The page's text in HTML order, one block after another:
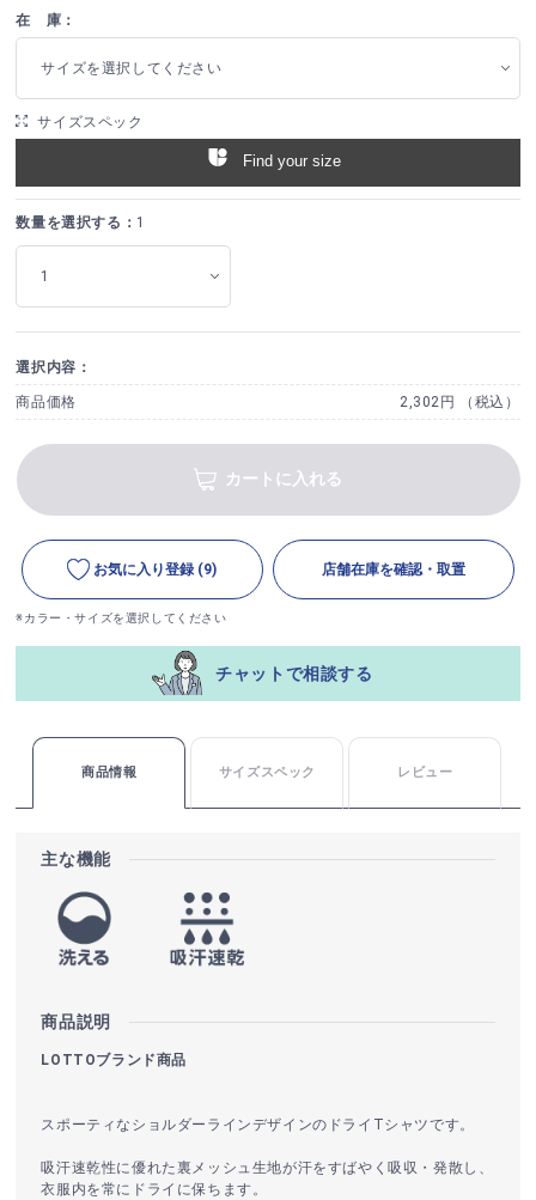
在 庫：
サイズを選択してください
サイズスペック
Find your size
数量を選択する： 1
選択内容：
商品価格 2,302円 （税込）
カートに入れる
お気に入り登録 (9) 店舗在庫を確認・取置
※カラー・サイズを選択してください
チャットで相談する
商品情報 サイズスペック レビュー
主な機能
商品説明
LOTTOブランド商品
スポーティなショルダーラインデザインのドライTシャツです。
吸汗速乾性に優れた裏メッシュ生地が汗をすばやく吸収・発散し、
衣服内を常にドライに保ちます。